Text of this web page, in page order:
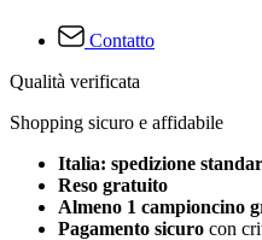
Contatto
Qualità verificata
Shopping sicuro e affidabile
Italia: spedizione
Reso gratuito
Almeno 1 campioncino
Pagamento sicuro con